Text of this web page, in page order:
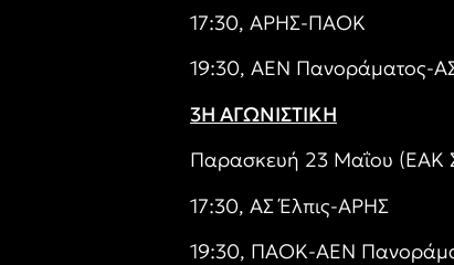
17:30, ΑΡΗΣ-ΠΑΟΚ
19:30, ΑΕΝ Πανοράματος-
3Η ΑΓΩΝΙΣΤΙΚΗ
Παρασκευή 23 Μαΐου (ΕΑΚ
17:30, ΑΣ Έλπις-ΑΡΗΣ
19:30, ΠΑΟΚ-ΑΕΝ